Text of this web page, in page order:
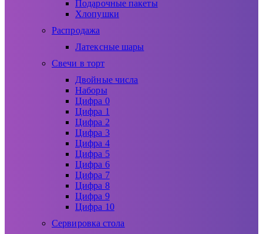
Подарочные пакеты
Хлопушки
Распродажа
Латексные шары
Свечи в торт
Двойные числа
Наборы
Цифра 0
Цифра 1
Цифра 2
Цифра 3
Цифра 4
Цифра 5
Цифра 6
Цифра 7
Цифра 8
Цифра 9
Цифра 10
Сервировка стола